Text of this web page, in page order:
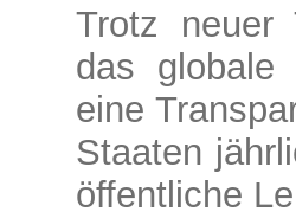
Trotz neuer
das globale
eine
Staaten
öffentliche